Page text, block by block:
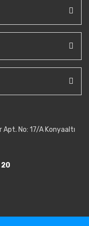
No: 17/A Konyaaltı